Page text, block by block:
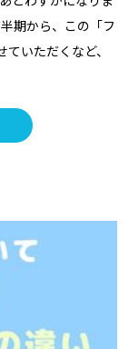
期から、この「フ
いただくなど、